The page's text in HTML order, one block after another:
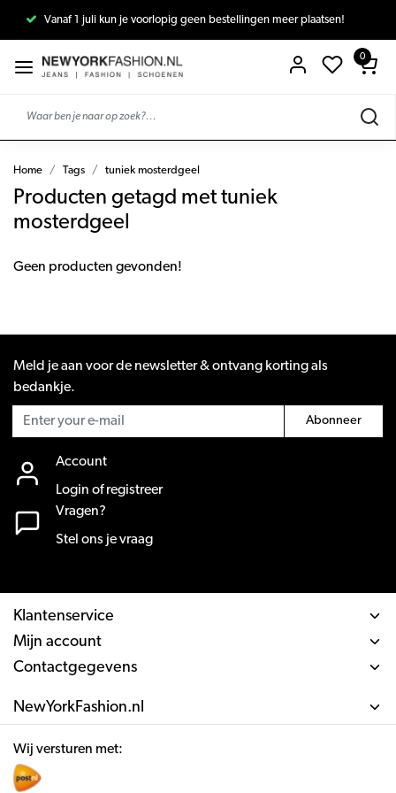
Vanaf 1 juli kun je voorlopig geen bestellingen meer plaatsen!
0
Home Tags tuniek mosterdgeel
Producten getagd met tuniek
mosterdgeel
Geen producten gevonden!
Meld je aan voor de newsletter & ontvang korting als
bedankje.
Abonneer
Account
Login of registreer
Vragen?
Stel ons je vraag
Klantenservice
Mijn account
Contactgegevens
NewYorkFashion.nl
Wij versturen met: